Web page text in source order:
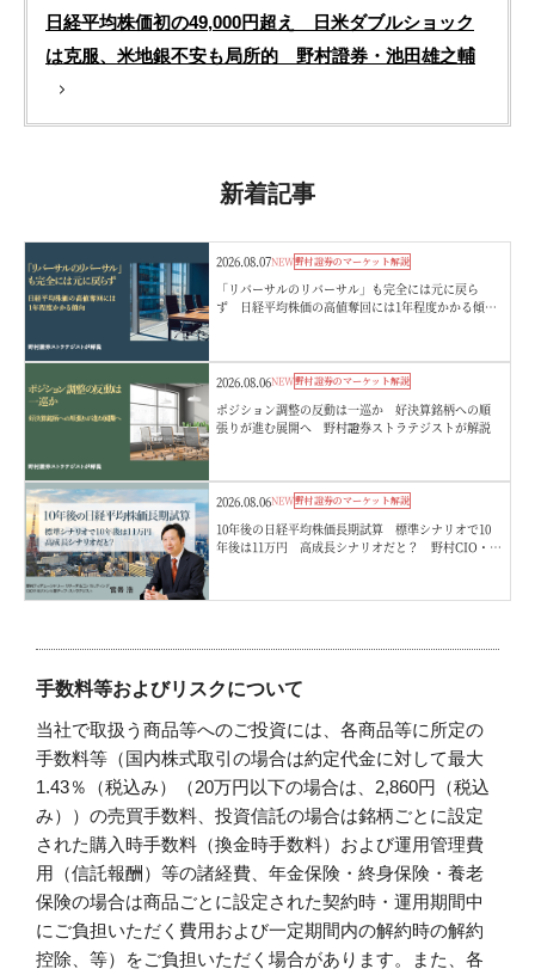
日経平均株価初の49,000円超え 日米ダブルショック
は克服、米地銀不安も局所的 野村證券・池田雄之輔
新着記事
2026.08.07NEW野村證券のマーケット解説
「リバーサルのリバーサル」も完全には元に戻ら
ず 日経平均株価の高値奪回には1年程度かかる傾
2026.08.06NEW野村證券のマーケット解説
ポジション調整の反動は一巡か 好決算銘柄への順
張りが進む展開へ 野村證券ストラテジストが解説
2026.08.06NEW野村證券のマーケット解説
10年後の日経平均株価長期試算 標準シナリオで10
年後は11万円 高成長シナリオだと？ 野村CIO・宮
手数料等およびリスクについて
当社で取扱う商品等へのご投資には、各商品等に所定の
手数料等（国内株式取引の場合は約定代金に対して最大
1.43％（税込み）（20万円以下の場合は、2,860円（税込
み））の売買手数料、投資信託の場合は銘柄ごとに設定
された購入時手数料（換金時手数料）および運用管理費
用（信託報酬）等の諸経費、年金保険・終身保険・養老
保険の場合は商品ごとに設定された契約時・運用期間中
にご負担いただく費用および一定期間内の解約時の解約
控除、等）をご負担いただく場合があります。また、各